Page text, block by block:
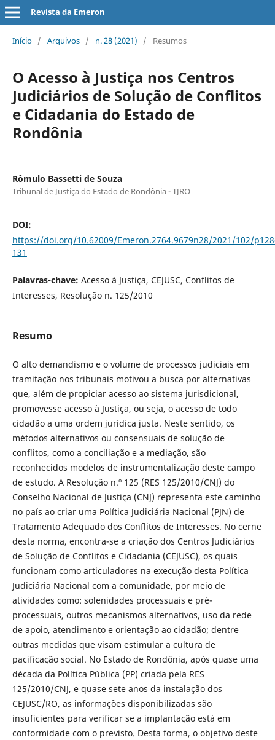
Revista da Emeron
Início / Arquivos / n. 28 (2021) / Resumos
O Acesso à Justiça nos Centros
Judiciários de Solução de Conflitos
e Cidadania do Estado de
Rondônia
Rômulo Bassetti de Souza
Tribunal de Justiça do Estado de Rondônia - TJRO
DOI:
https://doi.org/10.62009/Emeron.2764.9679n28/2021/102/
131
Palavras-chave: Acesso à Justiça, CEJUSC, Conflitos de
Interesses, Resolução n. 125/2010
Resumo
O alto demandismo e o volume de processos judiciais em
tramitação nos tribunais motivou a busca por alternativas
que, além de propiciar acesso ao sistema jurisdicional,
promovesse acesso à Justiça, ou seja, o acesso de todo
cidadão a uma ordem jurídica justa. Neste sentido, os
métodos alternativos ou consensuais de solução de
conflitos, como a conciliação e a mediação, são
reconhecidos modelos de instrumentalização deste campo
de estudo. A Resolução n.º 125 (RES 125/2010/CNJ) do
Conselho Nacional de Justiça (CNJ) representa este caminho
no país ao criar uma Política Judiciária Nacional (PJN) de
Tratamento Adequado dos Conflitos de Interesses. No cerne
desta norma, encontra-se a criação dos Centros Judiciários
de Solução de Conflitos e Cidadania (CEJUSC), os quais
funcionam como articuladores na execução desta Política
Judiciária Nacional com a comunidade, por meio de
atividades como: solenidades processuais e pré-
processuais, outros mecanismos alternativos, uso da rede
de apoio, atendimento e orientação ao cidadão; dentre
outras medidas que visam estimular a cultura de
pacificação social. No Estado de Rondônia, após quase uma
década da Política Pública (PP) criada pela RES
125/2010/CNJ, e quase sete anos da instalação dos
CEJUSC/RO, as informações disponibilizadas são
insuficientes para verificar se a implantação está em
conformidade com o previsto. Desta forma, o objetivo deste